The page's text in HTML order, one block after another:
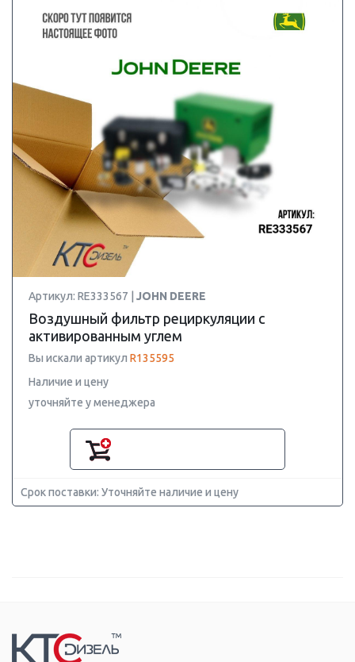
Артикул: RE333567 | JOHN DEERE
Воздушный фильтр рециркуляции с
активированным углем
Вы искали артикул R135595
Наличие и цену
уточняйте у менеджера
Срок поставки: Уточняйте наличие и цену